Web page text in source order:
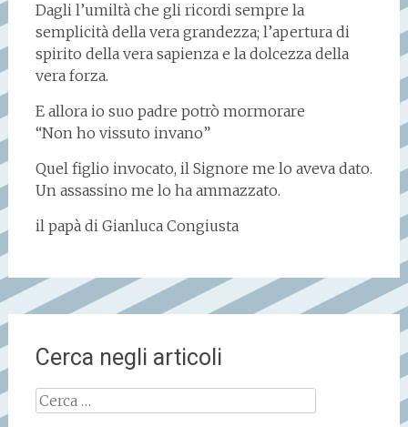
Dagli l’umiltà che gli ricordi sempre la
semplicità della vera grandezza; l’apertura di
spirito della vera sapienza e la dolcezza della
vera forza.
E allora io suo padre potrò mormorare
“Non ho vissuto invano”
Quel figlio invocato, il Signore me lo aveva dato.
Un assassino me lo ha ammazzato.
il papà di Gianluca Congiusta
Cerca negli articoli
Ricerca